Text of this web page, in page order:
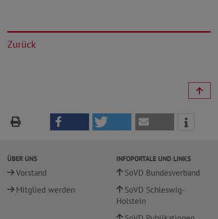
Zurück
ÜBER UNS
Vorstand
Mitglied werden
INFOPORTALE UND LINKS
SoVD Bundesverband
SoVD Schleswig-
Holstein